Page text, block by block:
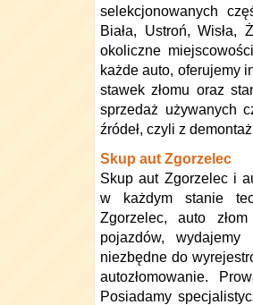
selekcjonowanych
Biała, Ustroń, Wisła,
okoliczne
każde auto, oferujemy
stawek złomu oraz
sprzedaż używanych
źródeł, czyli z
Skup aut Zgorzelec
Skup aut Zgorzelec i
w każdym stanie
Zgorzelec, auto
pojazdów, wydajemy
niezbędne do
autozłomowanie.
Posiadamy